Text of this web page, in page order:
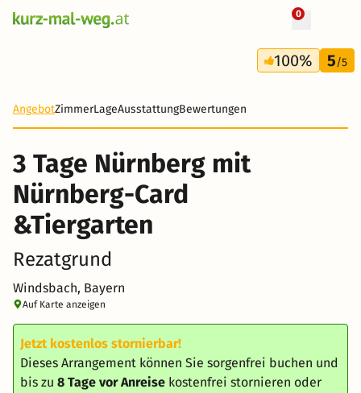
0
3 Tage
350 €
100% 5/5
AngebotZimmerLageAusstattungBewertungen
3 Tage Nürnberg mit
Nürnberg-Card
&Tiergarten
Rezatgrund
Windsbach, Bayern
Auf Karte anzeigen
Jetzt kostenlos stornierbar!
Dieses Arrangement können Sie sorgenfrei buchen und
bis zu 8 Tage vor Anreise kostenfrei stornieren oder